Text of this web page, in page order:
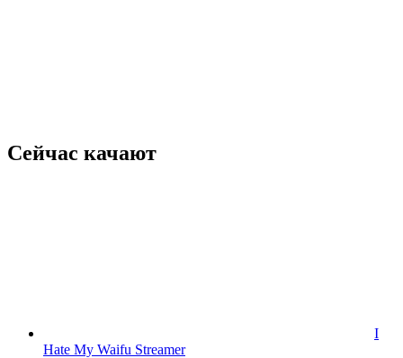
Сейчас качают
I
Hate My Waifu Streamer